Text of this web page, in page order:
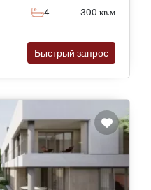
всего в
4 300 кв.м
Быстрый запрос